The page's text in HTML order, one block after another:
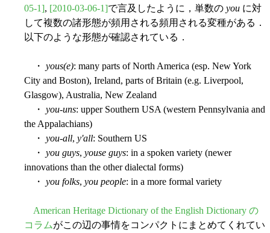
05-1], [2010-03-06-1]で言及したように，単数の you に対
して複数の諸形態が頻用される頻用される変種がある．
以下のような形態が確認されている．
・ yous(e): many parts of North America (esp. New York
City and Boston), Ireland, parts of Britain (e.g. Liverpool,
Glasgow), Australia, New Zealand
・ you-uns: upper Southern USA (western Pennsylvania and
the Appalachians)
・ you-all, y'all: Southern US
・ you guys, youse guys: in a spoken variety (newer
innovations than the other dialectal forms)
・ you folks, you people: in a more formal variety
American Heritage Dictionary of the English Dictionary の
コラムがこの辺の事情をコンパクトにまとめてくれてい